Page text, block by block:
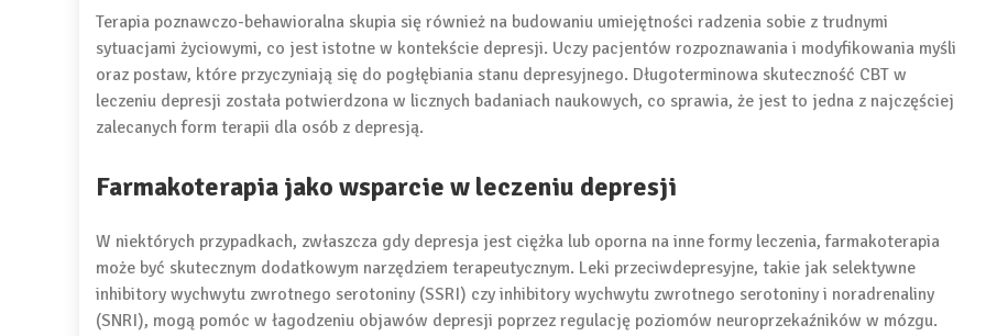
Terapia poznawczo-behawioralna skupia się również na budowaniu umiejętności radzenia sobie z trudnymi
sytuacjami życiowymi, co jest istotne w kontekście depresji. Uczy pacjentów rozpoznawania i modyfikowania myśli
oraz postaw, które przyczyniają się do pogłębiania stanu depresyjnego. Długoterminowa skuteczność CBT w
leczeniu depresji została potwierdzona w licznych badaniach naukowych, co sprawia, że jest to jedna z najczęściej
zalecanych form terapii dla osób z depresją.
Farmakoterapia jako wsparcie w leczeniu depresji
W niektórych przypadkach, zwłaszcza gdy depresja jest ciężka lub oporna na inne formy leczenia, farmakoterapia
może być skutecznym dodatkowym narzędziem terapeutycznym. Leki przeciwdepresyjne, takie jak selektywne
inhibitory wychwytu zwrotnego serotoniny (SSRI) czy inhibitory wychwytu zwrotnego serotoniny i noradrenaliny
(SNRI), mogą pomóc w łagodzeniu objawów depresji poprzez regulację poziomów neuroprzekaźników w mózgu.